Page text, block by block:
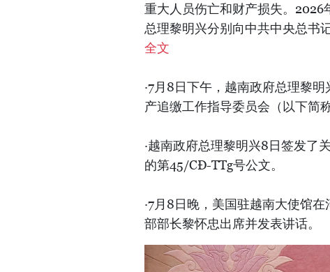
重大人员伤亡和财产损失。
总理黎明兴分别向中共中央总书
全文
·7月8日下午，越南政府总理黎
产追缴工作指导委员会（以下简
·越南政府总理黎明兴8日签发了
的第45/CĐ-TTg号公文。
·7月8日晚，美国驻越南大使馆
部部长黎怀忠出席并发表讲话。